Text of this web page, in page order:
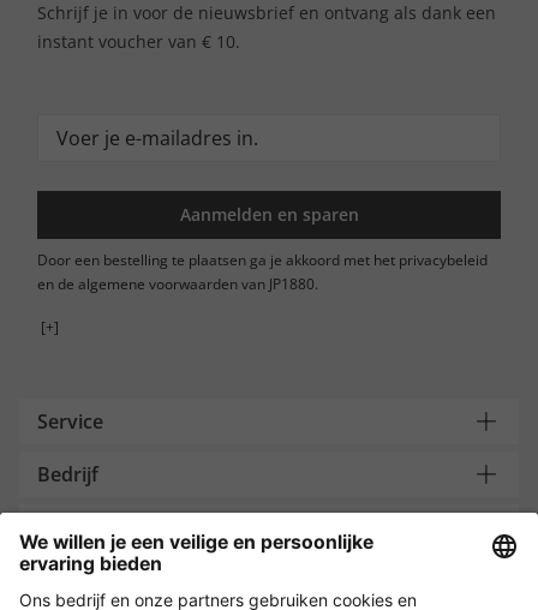
Schrijf je in voor de nieuwsbrief en ontvang als dank een
instant voucher van € 10.
Aanmelden en sparen
Door een bestelling te plaatsen ga je akkoord met het privacybeleid
en de algemene voorwaarden van JP1880.
[+]
Service
Bedrijf
Payment and Delivery